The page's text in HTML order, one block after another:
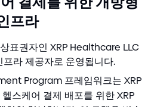
프라
표권자인 XRP Healthcare LLC
라 제공자로 운영됩니다.
Program 프레임워크는 XRP
스케어 결제 배포를 위한 XRP